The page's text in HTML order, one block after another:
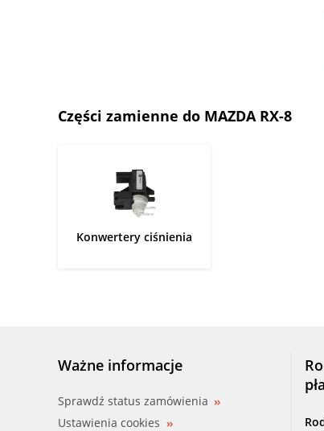
Części zamienne do MAZDA RX-8
Konwertery ciśnienia
Ważne informacje
Sprawdź status zamówienia
Ustawienia cookies